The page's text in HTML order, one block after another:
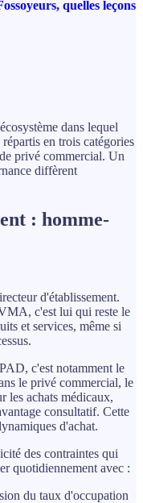
quelles leçons
dans lequel
en trois catégories
privé commercial. Un
diffèrent
: homme-
d'établissement.
c'est lui qui reste le
et services, même si
c'est notamment le
le privé commercial, le
les achats médicaux,
consultatif. Cette
d'achat.
des contraintes qui
quotidiennement avec :
du taux d'occupation